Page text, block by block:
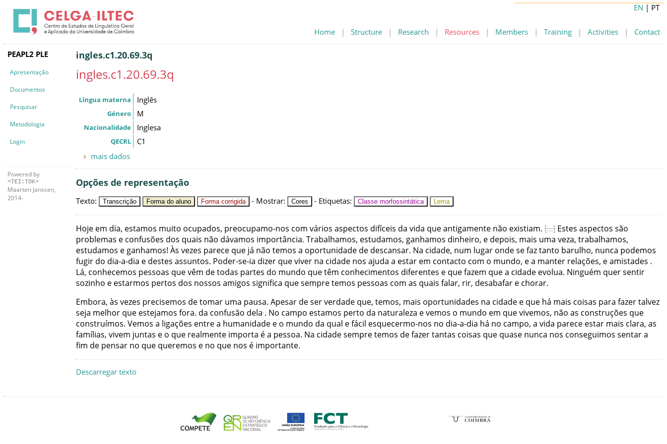
Home | Structure | Research | Resources | Members | Training | Activities | Contact
EN | PT
PEAPL2 PLE
Apresentação
Documentos
Pesquisar
Metodologia
Login
Powered by
<TEI:TOK>
Maarten Janssen,
2014-
ingles.c1.20.69.3q
ingles.c1.20.69.3q
Língua materna Inglês
Género M
Nacionalidade Inglesa
QECRL
C1
mais dados
Opções de representação
Texto: Transcrição Forma do aluno Forma corrigida - Mostrar: Cores - Etiquetas: Classe morfossintática Lema
Hoje em dia, estamos muito ocupados, preocupamo-nos com vários aspectos difíceis da vida queantigamente não existiam. Estes aspectos são
problemas e confusões dos quais não dávamos importância. Trabalhamos, estudamos, ganhamos dinheiro, e depois, mais uma veza, trabalhamos,
estudamos e ganhamos! Às vezes parece que já não temos a oportunidade de descansar. Na cidade, num lugar ondesefaztanto barulho, nunca podemos
fugir do dia-a-dia e destes assuntos. Poder-se-ia dizer queviver na cidade nos ajuda a estar em contacto com o mundo, ea manter relações, eamistades .
Lá, conhecemos pessoas quevêm detodas partes do mundo quetêm conhecimentos diferentes e quefazem quea cidade evolua. Ninguém quersentir
sozinho e estarmos pertos dos nossos amigos significa quesempretemos pessoas com as quais falar, rir, desabafar e chorar.
Embora, às vezes precisemos detomar uma pausa. Apesar deserverdade que, temos, mais oportunidades na cidade e que há mais coisas para fazertalvez
seja melhor que estejamos fora. da confusão dela . No campo estamos perto da naturaleza evemos o mundo em quevivemos, não as construções que
construímos. Vemos a ligações entrea humanidade e o mundo da qual efácil esquecermo-nos no dia-a-dia há no campo, a vida parece estar mais clara, as
famílias, vivem juntas e o que realmente importa éa pessoa. Na cidadesempretemos defazertantas coisas que quase nunca nos conseguimos sentara
fim de pensar no que queremos e no que nos é importante.
Descarregar texto